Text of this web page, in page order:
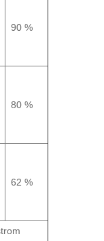
90 %
80 %
62 %